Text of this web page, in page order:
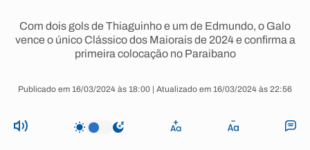
Com dois gols de Thiaguinho e um de Edmundo, o Galo
vence o único Clássico dos Maiorais de 2024 e confirma a
primeira colocação no Paraibano
Publicado em 16/03/2024 às 18:00 | Atualizado em 16/03/2024 às 22:56